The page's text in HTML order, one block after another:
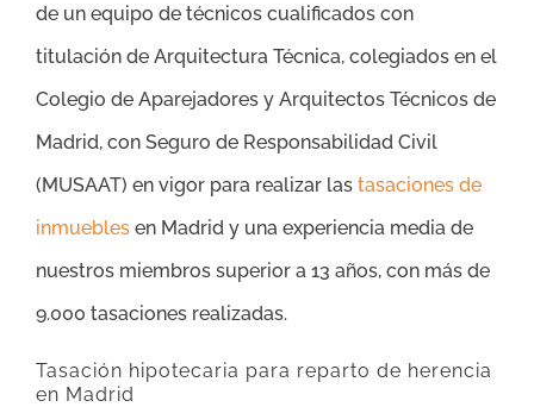
de un equipo de técnicos cualificados con
titulación de Arquitectura Técnica, colegiados en el
Colegio de Aparejadores y Arquitectos Técnicos de
Madrid, con Seguro de Responsabilidad Civil
(MUSAAT) en vigor para realizar las tasaciones de
inmuebles en Madrid y una experiencia media de
nuestros miembros superior a 13 años, con más de
9.000 tasaciones realizadas.
Tasación hipotecaria para reparto de herencia
en Madrid